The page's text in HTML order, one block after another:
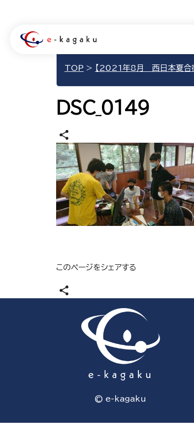
TOP > 【2021年8月 西日本夏合
DSC_0149
share
このページをシェアする
share
© e-kagaku